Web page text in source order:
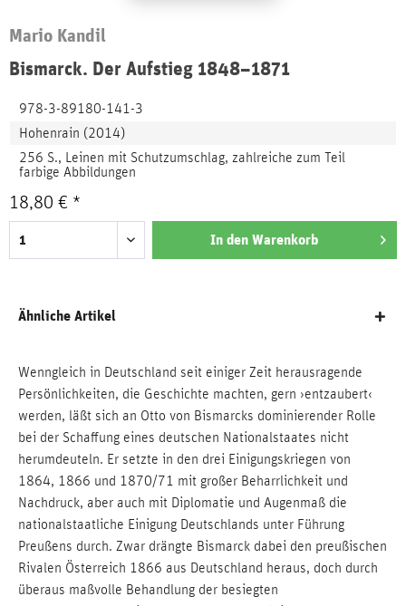
Mario Kandil
Bismarck. Der Aufstieg 1848–1871
978-3-89180-141-3
Hohenrain (2014)
256 S., Leinen mit Schutzumschlag, zahlreiche zum Teil
farbige Abbildungen
18,80 € *
In den Warenkorb
Ähnliche Artikel
Wenngleich in Deutschland seit einiger Zeit herausragende
Persönlichkeiten, die Geschichte machten, gern ›entzaubert‹
werden, läßt sich an Otto von Bismarcks dominierender Rolle
bei der Schaffung eines deutschen Nationalstaates nicht
herumdeuteln. Er setzte in den drei Einigungskriegen von
1864, 1866 und 1870/71 mit großer Beharrlichkeit und
Nachdruck, aber auch mit Diplomatie und Augenmaß die
nationalstaatliche Einigung Deutschlands unter Führung
Preußens durch. Zwar drängte Bismarck dabei den preußischen
Rivalen Österreich 1866 aus Deutschland heraus, doch durch
überaus maßvolle Behandlung der besiegten